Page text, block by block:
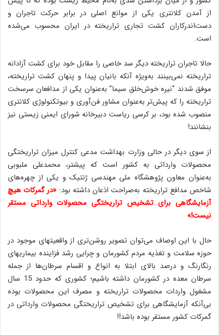
از آمدن کلانتری یکی از موانع اصلی در برابر حرکت تاجران و
دست‌اندرکاران کشت تجاری تراریخته در ایران محسوب می‌شده
است.
حالا تاجران تراریخته دیگر سد خاصی را مقابل خود برای کشت آزادانه
تراریخته نمی‌بینند به‌ویژه آنکه بانیان پیدا و پنهان کشت تراریخته،
موفق شدند “نیره خوش‌خلق سیما” به‌عنوان یکی از مدافعان سرسخت
تراریخته‌ را که پیش‌تر به‌عنوان مشاور فن‌آوری و بیوتکنولوژی کلانتری
منصوب شده بود، بر کرسی ریاست دبیرخانه شورای ایمنی زیستی نیز
بنشانند!
از سوی دیگر در حالی وزارت بهداشت مدعی کنترل میزان تراریختگی
محصولات وارداتی به کشور است که پیشتر، محمدعلی ملبوبی
به‌عنوان معاون پژوهشگاه ملی مهندسی ژنتیک و یکی از چهره‌های
شاخص مدافع تراریخته به‌صراحت اذعان داشته بود: «در گمرکات هیچ
آزمایشگاهی برای تشخیص تراریختگی محصولات وارداتی مستقر
نیست!»
حال با این اوصاف می‌توان تصویر روشن‌تری از واقعیتهای موجود در
حوزه سلامت و تغذیه مردم کشورمان و چرایی رشد فزاینده بیماریهای
رنگارنگ و درصد بالای ابتلا به انواع و اقسام سرطان‌ها از جمله
سرطان معده در کشورمان داشته باشیم؛ کشوری که حدود 15 سال
مشغول واردات محصولات تراریخته و مصرف این محصولات بوده
بی‌آنکه آزمایشگاهی برای تشخیص تراریختگی محصولات وارداتی در
گمرکات کشور مستقر بوده باشد!!